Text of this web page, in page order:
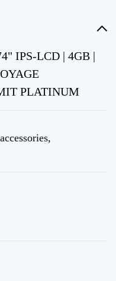
IPS-LCD | 4GB |
PLATINUM
,